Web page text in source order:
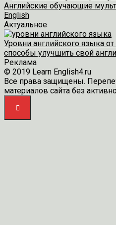
Английские обучающие
English
Актуальное
Уровни английского языка
способы улучшить свой
Реклама
© 2019 Learn English4.ru
Все права защищены.
материалов сайта без